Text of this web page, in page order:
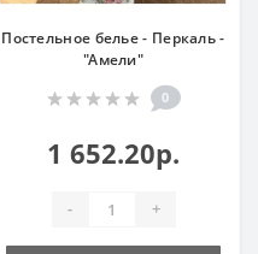
Постельное белье - Перкаль -
"Амели"
0
1 652.20р.
- +